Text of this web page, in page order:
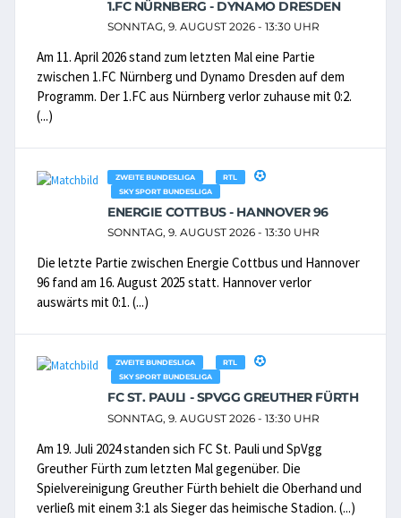
1.FC NÜRNBERG - DYNAMO DRESDEN
SONNTAG, 9. AUGUST 2026 - 13:30 UHR
Am 11. April 2026 stand zum letzten Mal eine Partie
zwischen 1.FC Nürnberg und Dynamo Dresden auf dem
Programm. Der 1.FC aus Nürnberg verlor zuhause mit 0:2.
(...)
ZWEITE BUNDESLIGA
RTL
SKY SPORT BUNDESLIGA
ENERGIE COTTBUS - HANNOVER 96
SONNTAG, 9. AUGUST 2026 - 13:30 UHR
Die letzte Partie zwischen Energie Cottbus und Hannover
96 fand am 16. August 2025 statt. Hannover verlor
auswärts mit 0:1. (...)
ZWEITE BUNDESLIGA
RTL
SKY SPORT BUNDESLIGA
FC ST. PAULI - SPVGG GREUTHER FÜRTH
SONNTAG, 9. AUGUST 2026 - 13:30 UHR
Am 19. Juli 2024 standen sich FC St. Pauli und SpVgg
Greuther Fürth zum letzten Mal gegenüber. Die
Spielvereinigung Greuther Fürth behielt die Oberhand und
verließ mit einem 3:1 als Sieger das heimische Stadion. (...)